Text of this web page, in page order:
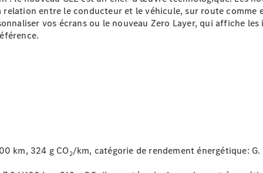
À notre sujet
horaires
Interlocuteur
L'entreprise
relation entre le conducteur et le véhicule, sur route
vos écrans ou le nouveau Zero Layer, qui affiche
km, 324 g CO2/km, catégorie de rendement énergétique: G.